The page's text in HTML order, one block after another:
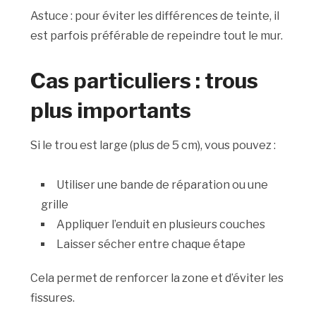
Astuce : pour éviter les différences de teinte, il
est parfois préférable de repeindre tout le mur.
Cas particuliers : trous
plus importants
Si le trou est large (plus de 5 cm), vous pouvez :
Utiliser une bande de réparation ou une
grille
Appliquer l’enduit en plusieurs couches
Laisser sécher entre chaque étape
Cela permet de renforcer la zone et d’éviter les
fissures.